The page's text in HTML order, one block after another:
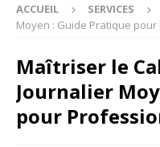
ACCUEIL SERVICES
Moyen : Guide Pratique
Maîtriser le
Journalier
pour